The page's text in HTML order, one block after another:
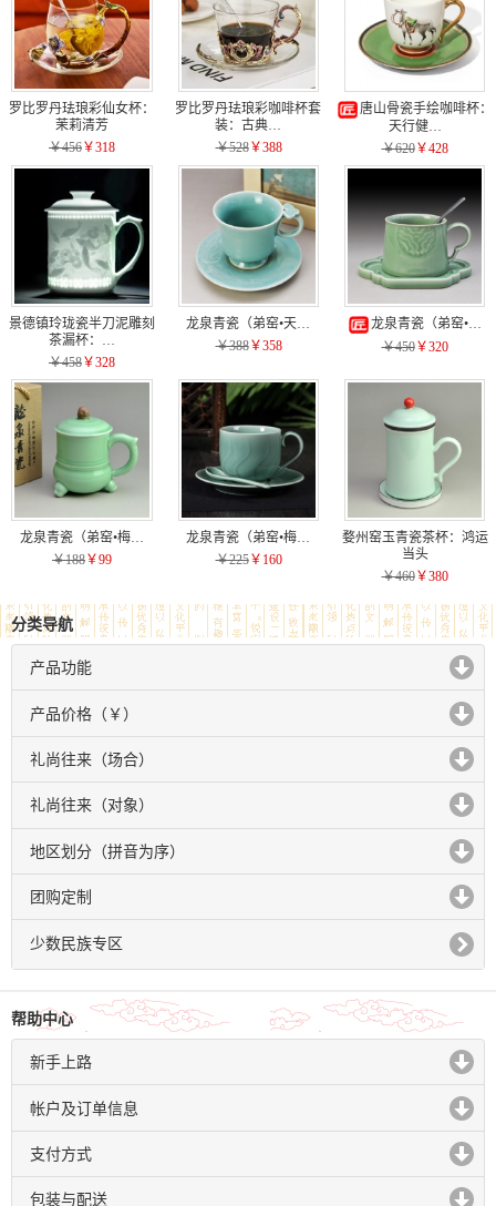
罗比罗丹珐琅彩仙女杯：
茉莉清芳
￥456￥318
罗比罗丹珐琅彩咖啡杯套
装：古典…
￥528￥388
唐山骨瓷手绘咖啡杯：
天行健…
￥620￥428
景德镇玲珑瓷半刀泥雕刻
茶漏杯：…
￥458￥328
龙泉青瓷（弟窑•天…
￥388￥358
龙泉青瓷（弟窑•…
￥450￥320
龙泉青瓷（弟窑•梅…
￥188￥99
龙泉青瓷（弟窑•梅…
￥225￥160
婺州窑玉青瓷茶杯：鸿运
当头
￥460￥380
分类导航
产品功能
click to expand contents
产品价格（￥）
click to expand contents
礼尚往来（场合）
click to expand contents
礼尚往来（对象）
click to expand contents
地区划分（拼音为序）
click to expand contents
团购定制
click to expand contents
少数民族专区
帮助中心
新手上路
click to expand contents
帐户及订单信息
click to expand contents
支付方式
click to expand contents
包装与配送